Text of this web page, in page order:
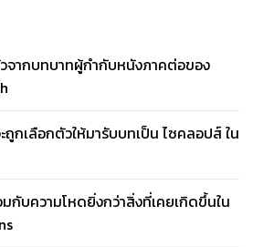
จากบทบาทผู้กำกับหนังภาคต่อของ
กเลือกตัวให้มารับบทเป็น ไซคลอปส์ ใน
กับความโหดยิ่งกว่าสิ่งที่เคยเกิดขึ้นใน